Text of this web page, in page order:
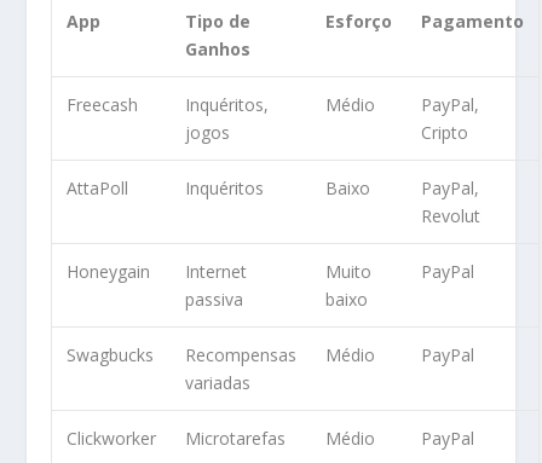
App
Tipo de
Ganhos
Esforço Pagamento
Freecash
Inquéritos,
jogos
Médio
PayPal,
Cripto
AttaPoll Inquéritos Baixo
PayPal,
Revolut
Honeygain
Internet
passiva
Muito
baixo
PayPal
Swagbucks
Recompensas
variadas
Médio PayPal
Clickworker Microtarefas Médio PayPal